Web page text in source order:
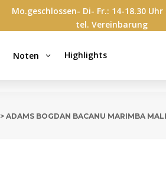
Mo.geschlossen- Di- Fr.: 14-18.30
tel. Vereinbarung
Noten 3 Highlights
> ADAMS BOGDAN BACANU MARIMBA